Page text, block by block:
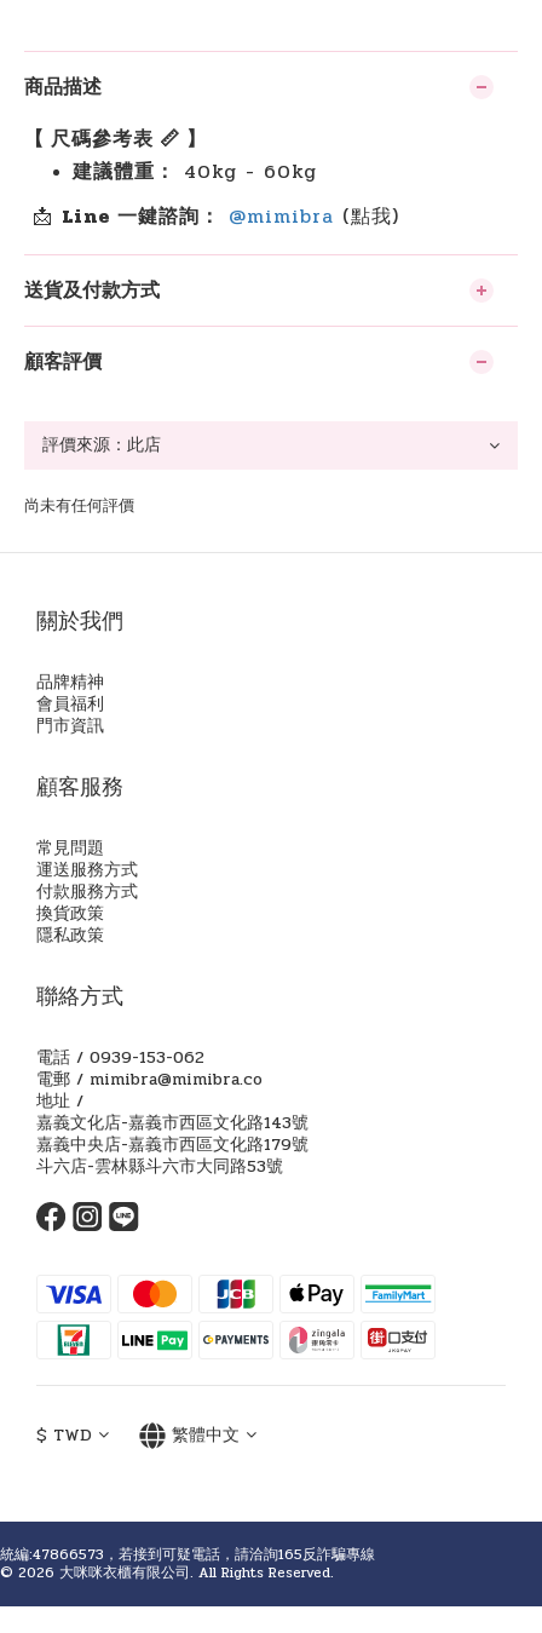
商品描述
【 尺碼參考表 📏 】
建議體重： 40kg - 60kg
📩 Line 一鍵諮詢： @mimibra (點我)
送貨及付款方式
顧客評價
尚未有任何評價
關於我們
品牌精神
會員福利
門市資訊
顧客服務
常見問題
運送服務方式
付款服務方式
換貨政策
隱私政策
聯絡方式
電話 / 0939-153-062
電郵 / mimibra@mimibra.co
地址 /
嘉義文化店-嘉義市西區文化路143號
嘉義中央店-嘉義市西區文化路179號
斗六店-雲林縣斗六市大同路53號
$ TWD 繁體中文
統編:47866573，若接到可疑電話，請洽詢165反詐騙專線
© 2026 大咪咪衣櫃有限公司. All Rights Reserved.